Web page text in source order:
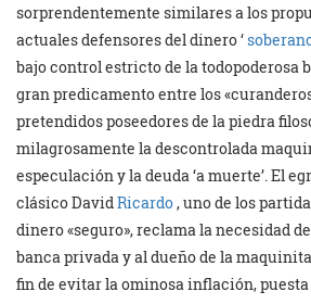
sorprendentemente similares a los
actuales defensores del dinero ‘
bajo control estricto de la todopoderosa
gran predicamento entre los
pretendidos poseedores de la piedra
milagrosamente la descontrolada
especulación y la deuda ‘a muerte’. El
clásico DavidRicardo, uno de los
dinero «seguro», reclama la necesidad
banca privada y al dueño de la
fin de evitar la ominosa inflación,